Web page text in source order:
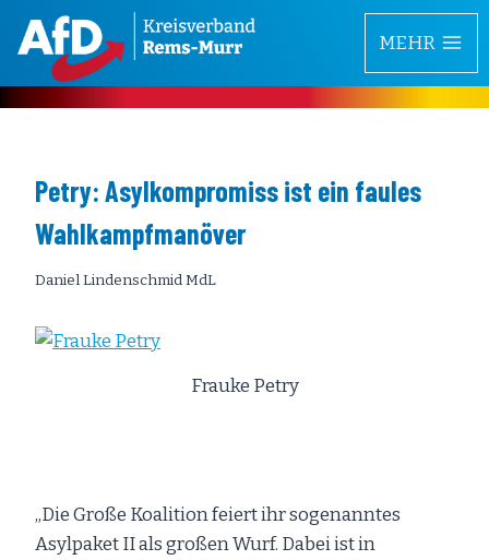
Inhalt
springen
MEHR
Petry: Asylkompromiss ist ein faules
Wahlkampfmanöver
Daniel Lindenschmid MdL
Frauke Petry
„Die Große Koalition feiert ihr sogenanntes
Asylpaket II als großen Wurf. Dabei ist in